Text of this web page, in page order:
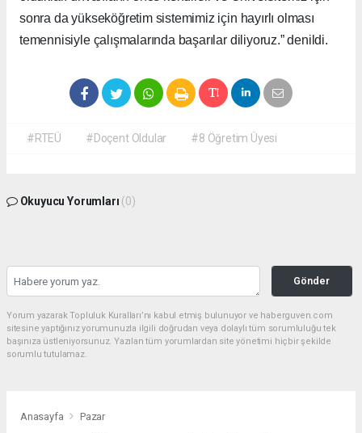
sonra da yükseköğretim sistemimiz için hayırlı olması
temennisiyle çalışmalarında başarılar diliyoruz.” denildi.
#RTEÜ #Doçent Oldular #8 Öğretim Üyesi
Okuyucu Yorumları (0)
Gönder
Yorum yazarak Topluluk Kuralları’nı kabul etmiş bulunuyor ve haberguven.com
sitesine yaptığınız yorumunuzla ilgili doğrudan veya dolaylı tüm sorumluluğu tek
başınıza üstleniyorsunuz. Yazılan tüm yorumlardan site yönetimi hiçbir şekilde
sorumlu tutulamaz.
Anasayfa Pazar